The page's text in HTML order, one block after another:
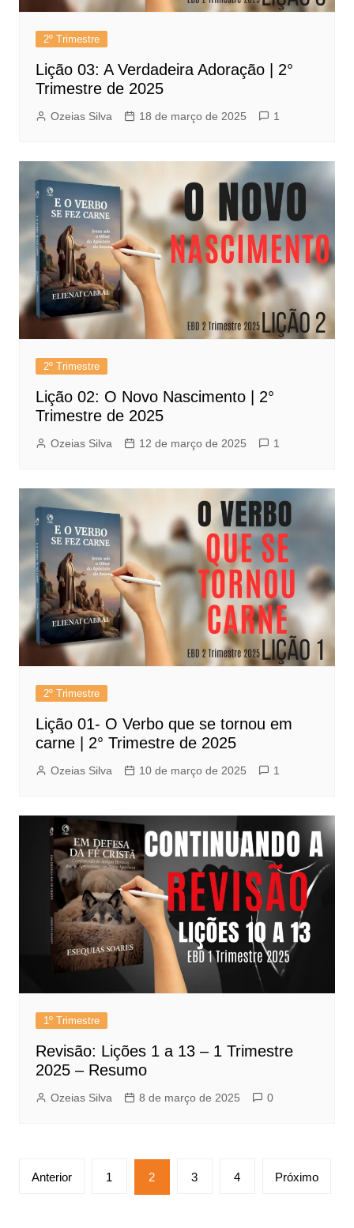
2º Trimestre
Lição 03: A Verdadeira Adoração | 2°
Trimestre de 2025
Ozeias Silva 18 de março de 2025 1
2º Trimestre
Lição 02: O Novo Nascimento | 2°
Trimestre de 2025
Ozeias Silva 12 de março de 2025 1
2º Trimestre
Lição 01- O Verbo que se tornou em
carne | 2° Trimestre de 2025
Ozeias Silva 10 de março de 2025 1
1º Trimestre
Revisão: Lições 1 a 13 – 1 Trimestre
2025 – Resumo
Ozeias Silva 8 de março de 2025 0
Paginação
Anterior 1 2 3 4 Próximo